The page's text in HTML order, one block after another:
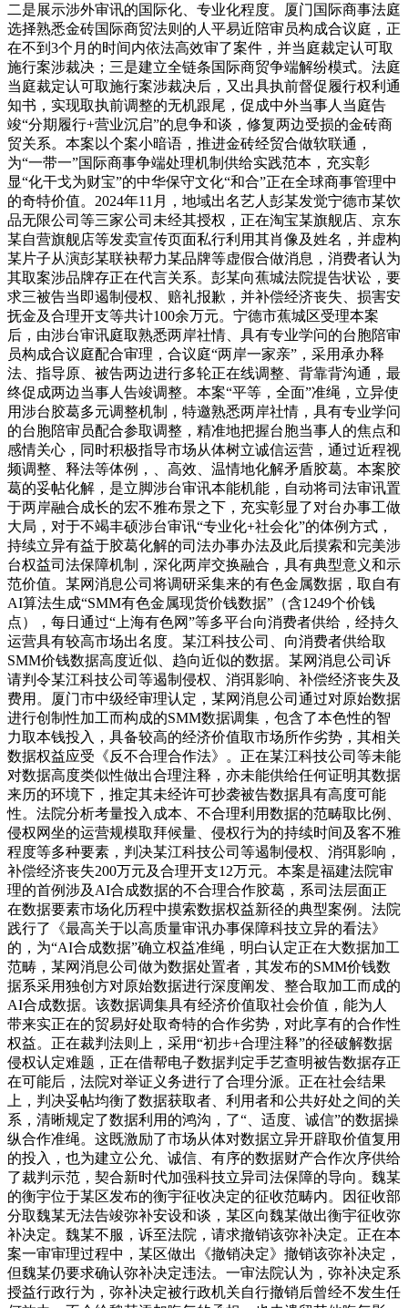
二是展示涉外审讯的国际化、专业化程度。厦门国际商事法庭
选择熟悉金砖国际商贸法则的人平易近陪审员构成合议庭，正
在不到3个月的时间内依法高效审了案件，并当庭裁定认可取
施行案涉裁决；三是建立全链条国际商贸争端解纷模式。法庭
当庭裁定认可取施行案涉裁决后，又出具执前督促履行权利通
知书，实现取执前调整的无机跟尾，促成中外当事人当庭告
竣“分期履行+营业沉启”的息争和谈，修复两边受损的金砖商
贸关系。本案以个案小暗语，推进金砖经贸合做软联通，
为“一带一”国际商事争端处理机制供给实践范本，充实彰
显“化干戈为财宝”的中华保守文化“和合”正在全球商事管理中
的奇特价值。2024年11月，地域出名艺人彭某发觉宁德市某饮
品无限公司等三家公司未经其授权，正在淘宝某旗舰店、京东
某自营旗舰店等发卖宣传页面私行利用其肖像及姓名，并虚构
某片子从演彭某联袂帮力某品牌等虚假合做消息，消费者认为
其取案涉品牌存正在代言关系。彭某向蕉城法院提告状讼，要
求三被告当即遏制侵权、赔礼报歉，并补偿经济丧失、损害安
抚金及合理开支等共计100余万元。宁德市蕉城区受理本案
后，由涉台审讯庭取熟悉两岸社情、具有专业学问的台胞陪审
员构成合议庭配合审理，合议庭“两岸一家亲”，采用承办释
法、指导原、被告两边进行多轮正在线调整、背靠背沟通，最
终促成两边当事人告竣调整。本案“平等，全面”准绳，立异使
用涉台胶葛多元调整机制，特邀熟悉两岸社情，具有专业学问
的台胞陪审员配合参取调整，精准地把握台胞当事人的焦点和
感情关心，同时积极指导市场从体树立诚信运营，通过近程视
频调整、释法等体例，、高效、温情地化解矛盾胶葛。本案胶
葛的妥帖化解，是立脚涉台审讯本能机能，自动将司法审讯置
于两岸融合成长的宏不雅布景之下，充实彰显了对台办事工做
大局，对于不竭丰硕涉台审讯“专业化+社会化”的体例方式，
持续立异有益于胶葛化解的司法办事办法及此后摸索和完美涉
台权益司法保障机制，深化两岸交换融合，具有典型意义和示
范价值。某网消息公司将调研采集来的有色金属数据，取自有
AI算法生成“SMM有色金属现货价钱数据”（含1249个价钱
点），每日通过“上海有色网”等多平台向消费者供给，经持久
运营具有较高市场出名度。某江科技公司、向消费者供给取
SMM价钱数据高度近似、趋向近似的数据。某网消息公司诉
请判令某江科技公司等遏制侵权、消弭影响、补偿经济丧失及
费用。厦门市中级经审理认定，某网消息公司通过对原始数据
进行创制性加工而构成的SMM数据调集，包含了本色性的智
力取本钱投入，具备较高的经济价值取市场所作劣势，其相关
数据权益应受《反不合理合作法》。正在某江科技公司等未能
对数据高度类似性做出合理注释，亦未能供给任何证明其数据
来历的环境下，推定其未经许可抄袭被告数据具有高度可能
性。法院分析考量投入成本、不合理利用数据的范畴取比例、
侵权网坐的运营规模取拜候量、侵权行为的持续时间及客不雅
程度等多种要素，判决某江科技公司等遏制侵权、消弭影响，
补偿经济丧失200万元及合理开支12万元。本案是福建法院审
理的首例涉及AI合成数据的不合理合作胶葛，系司法层面正
在数据要素市场化历程中摸索数据权益新径的典型案例。法院
践行了《最高关于以高质量审讯办事保障科技立异的看法》
的，为“AI合成数据”确立权益准绳，明白认定正在大数据加工
范畴，某网消息公司做为数据处置者，其发布的SMM价钱数
据系采用独创方对原始数据进行深度阐发、整合取加工而成的
AI合成数据。该数据调集具有经济价值取社会价值，能为人
带来实正在的贸易好处取奇特的合作劣势，对此享有的合作性
权益。正在裁判法则上，采用“初步+合理注释”的径破解数据
侵权认定难题，正在借帮电子数据判定手艺查明被告数据存正
在可能后，法院对举证义务进行了合理分派。正在社会结果
上，判决妥帖均衡了数据获取者、利用者和公共好处之间的关
系，清晰规定了数据利用的鸿沟，了“、适度、诚信”的数据操
纵合作准绳。这既激励了市场从体对数据立异开辟取价值复用
的投入，也为建立公允、诚信、有序的数据财产合作次序供给
了裁判示范，契合新时代加强科技立异司法保障的导向。魏某
的衡宇位于某区发布的衡宇征收决定的征收范畴内。因征收部
分取魏某无法告竣弥补安设和谈，某区向魏某做出衡宇征收弥
补决定。魏某不服，诉至法院，请求撤销该弥补决定。正在本
案一审审理过程中，某区做出《撤销决定》撤销该弥补决定，
但魏某仍要求确认弥补决定违法。一审法院认为，弥补决定系
授益行政行为，弥补决定被行政机关自行撤销后曾经不发生任